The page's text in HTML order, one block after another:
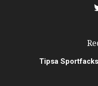
Tipsa